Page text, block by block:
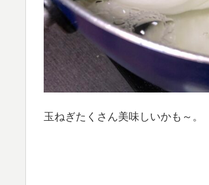
玉ねぎたくさん美味しいかも～。